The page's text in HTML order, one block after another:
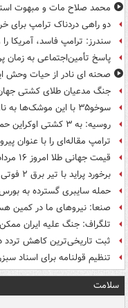
محمد صلاح مات و مبهوت
دو راهی دردناک ترامپ برای
سندرز: ترامپ فاسد، آمریکا
پاسخ تأمین‌اجتماعی به زمان
صحنه ای نادر از حیات وحش
جنگ مدعیان طلای کشتی
سوخو۳۵ با این موشک‌ها به ناوهای‌جنگی حمله می‌کند
روسیه: به ۳ کشتی اوکراین حمله و ۲۰۳ پهپاد را سرنگون کردیم
ترامپ مقاله‌ای را با عنوان
قیمت جهانی طلا امروز ۱۶ مرداد
برخورد پراید با تیر برق ۲ فوتی بر جای گذاشت
حمله سایبری گسترده به بورس
صنعا: نیروهای ما در کمین‌
تلگراف: جنگ علیه ایران
ثبت تاریخی‌ترین کاهش تردد
تنظیم قولنامه برای اسناد
سلامت